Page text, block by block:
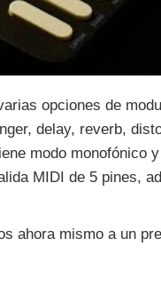
opciones de
delay, reverb,
modo monofónico
MIDI de 5 pines,
ahora mismo a un